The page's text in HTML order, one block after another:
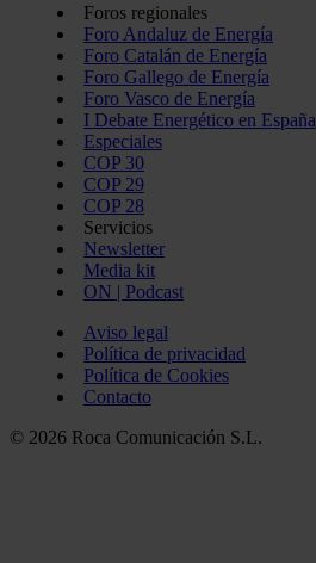
Foros regionales
Foro Andaluz de Energía
Foro Catalán de Energía
Foro Gallego de Energía
Foro Vasco de Energía
I Debate Energético en España
Especiales
COP 30
COP 29
COP 28
Servicios
Newsletter
Media kit
ON | Podcast
Aviso legal
Política de privacidad
Política de Cookies
Contacto
© 2026 Roca Comunicación S.L.